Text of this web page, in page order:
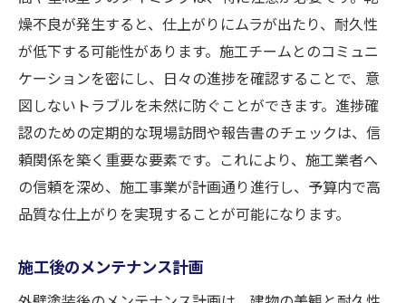
燥不良が発生すると、仕上がりにムラが出たり、耐久性
が低下する可能性があります。施工チームとのコミュニ
ケーションを密にし、日々の進捗を確認することで、意
図しないトラブルを未然に防ぐことができます。進捗確
認のための定期的な現場訪問や報告書のチェックは、信
頼関係を築く重要な要素です。これにより、施工業者へ
の信頼を深め、施工事業が計画通り進行し、予算内で高
品質な仕上がりを実現することが可能になります。
施工後のメンテナンス計画